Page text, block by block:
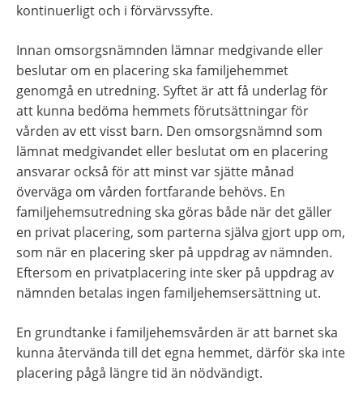
kontinuerligt och i förvärvssyfte.
Innan omsorgsnämnden lämnar medgivande eller
beslutar om en placering ska familjehemmet
genomgå en utredning. Syftet är att få underlag för
att kunna bedöma hemmets förutsättningar för
vården av ett visst barn. Den omsorgsnämnd som
lämnat medgivandet eller beslutat om en placering
ansvarar också för att minst var sjätte månad
överväga om vården fortfarande behövs. En
familjehemsutredning ska göras både när det gäller
en privat placering, som parterna själva gjort upp om,
som när en placering sker på uppdrag av nämnden.
Eftersom en privatplacering inte sker på uppdrag av
nämnden betalas ingen familjehemsersättning ut.
En grundtanke i familjehemsvården är att barnet ska
kunna återvända till det egna hemmet, därför ska inte
placering pågå längre tid än nödvändigt.